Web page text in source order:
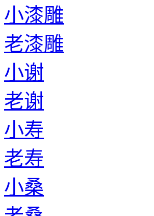
小漆雕
老漆雕
小谢
老谢
小寿
老寿
小桑